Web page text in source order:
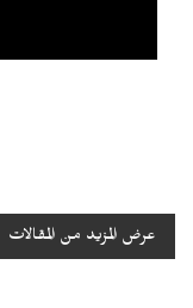
عرض المزيد من المقالات